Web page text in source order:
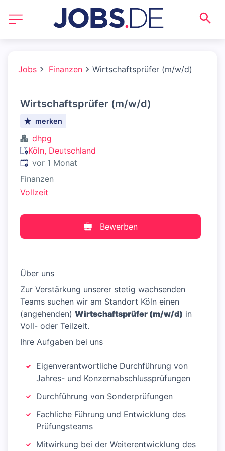
Jobs Finanzen Wirtschaftsprüfer (m/w/d)
Wirtschaftsprüfer (m/w/d)
merken
dhpg
Köln, Deutschland
Veröffentlicht:
vor 1 Monat
Finanzen
Vollzeit
Bewerben
Über uns
Zur Verstärkung unserer stetig wachsenden
Teams suchen wir am Standort Köln einen
(angehenden) Wirtschaftsprüfer (m/w/d) in
Voll- oder Teilzeit.
Ihre Aufgaben bei uns
Eigenverantwortliche Durchführung von
Jahres- und Konzernabschlussprüfungen
Durchführung von Sonderprüfungen
Fachliche Führung und Entwicklung des
Prüfungsteams
Mitwirkung bei der Weiterentwicklung des